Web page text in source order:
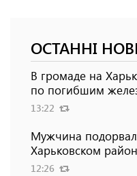
ОСТАННІ
В громаде на
по погибшим
13:22
Мужчина
Харьковском
12:26